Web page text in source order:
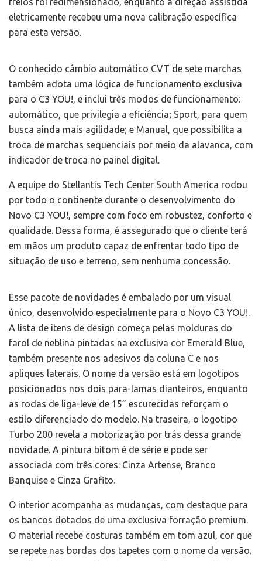
eletricamente recebeu uma nova calibração específica
para esta versão.
O conhecido câmbio automático CVT de sete marchas
também adota uma lógica de funcionamento exclusiva
para o C3 YOU!, e inclui três modos de funcionamento:
automático, que privilegia a eficiência; Sport, para quem
busca ainda mais agilidade; e Manual, que possibilita a
troca de marchas sequenciais por meio da alavanca, com
indicador de troca no painel digital.
A equipe do Stellantis Tech Center South America rodou
por todo o continente durante o desenvolvimento do
Novo C3 YOU!, sempre com foco em robustez, conforto e
qualidade. Dessa forma, é assegurado que o cliente terá
em mãos um produto capaz de enfrentar todo tipo de
situação de uso e terreno, sem nenhuma concessão.
Esse pacote de novidades é embalado por um visual
único, desenvolvido especialmente para o Novo C3 YOU!.
A lista de itens de design começa pelas molduras do
farol de neblina pintadas na exclusiva cor Emerald Blue,
também presente nos adesivos da coluna C e nos
apliques laterais. O nome da versão está em logotipos
posicionados nos dois para-lamas dianteiros, enquanto
as rodas de liga-leve de 15” escurecidas reforçam o
estilo diferenciado do modelo. Na traseira, o logotipo
Turbo 200 revela a motorização por trás dessa grande
novidade. A pintura bitom é de série e pode ser
associada com três cores: Cinza Artense, Branco
Banquise e Cinza Grafito.
O interior acompanha as mudanças, com destaque para
os bancos dotados de uma exclusiva forração premium.
O material recebe costuras também em tom azul, cor que
se repete nas bordas dos tapetes com o nome da versão.